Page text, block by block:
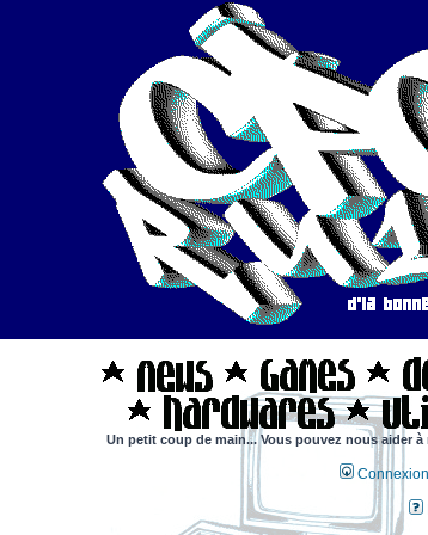
Un petit coup de main... Vous pouvez nous aider
Connexion